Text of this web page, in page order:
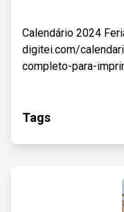
Calendário 2024
digitei.com/
completo-para-
Tags